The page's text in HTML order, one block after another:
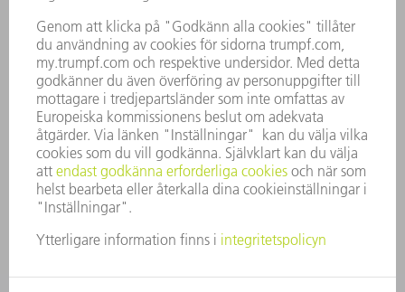
FÖRETAGSPRINCIPER
ÖVERENSSTÄMMELSE
RÅDGIVARSYSTEM
SECURITY
PRESSMEDDELANDEN
MAGASIN
HÅLLBARHET
MILJÖ & KLIMAT
SOCIALT & SAMHÄLLE
FÖRETAGSMANAGEMENT